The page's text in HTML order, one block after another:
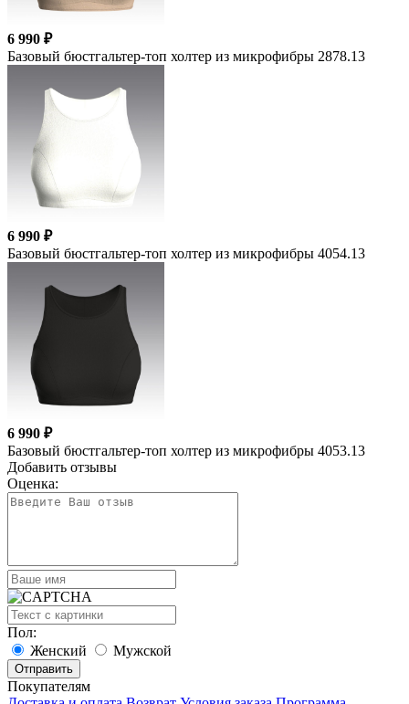
6 990 ₽
Базовый бюстгальтер-топ холтер из микрофибры 2878.13
6 990 ₽
Базовый бюстгальтер-топ холтер из микрофибры 4054.13
6 990 ₽
Базовый бюстгальтер-топ холтер из микрофибры 4053.13
Добавить отзывы
Оценка:
Пол:
Женский
Мужской
Покупателям